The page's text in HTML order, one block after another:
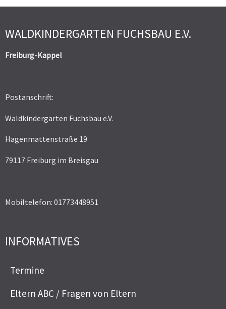
WALDKINDERGARTEN FUCHSBAU E.V.
Freiburg-Kappel
Postanschrift:
Waldkindergarten Fuchsbau e.V.
Hagenmattenstraße 19
79117 Freiburg im Breisgau
Mobiltelefon: 01773448951
INFORMATIVES
Termine
Eltern ABC / Fragen von Eltern